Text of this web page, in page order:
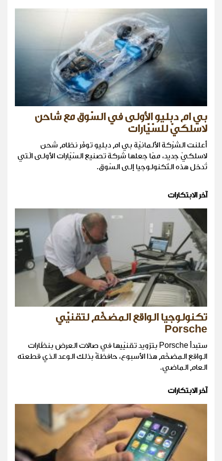
بي ام دبليو الأولى في السّوق مع شاحن
لاسلكيّ للسّيّارات
أعلنت الشرّكة الألمانيّة بي ام دبليو توفّر نظام شحن
لاسلكيّ جديد، ممّا جعلها شركة تصنيع السّيّارات الأولى الّتي
تُدخل هذه التّكنولوجيا إلى السّوق.
آخر الابتكارات
تكنولوجيا الواقع المضخّم لتقنيّي
Porsche
ستبدأ Porsche بتزويد تقنيّيها في صالات العرض بنظّارات
الواقع المضخّم هذا الأسبوع، حافظةً بذلك الوعد الذي قطعته
العام الماضي.
آخر الابتكارات